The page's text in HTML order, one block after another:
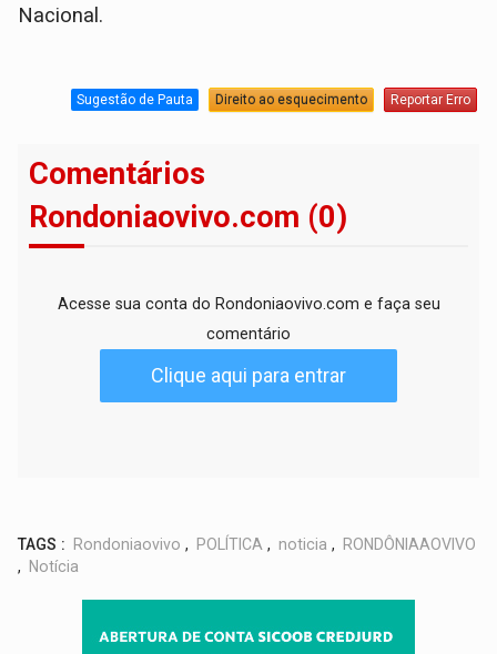
Nacional.
Sugestão de Pauta Direito ao esquecimento Reportar Erro
Comentários
Rondoniaovivo.com (0)
Acesse sua conta do Rondoniaovivo.com e faça seu
comentário
Clique aqui para entrar
TAGS : Rondoniaovivo , POLÍTICA , noticia ,
RONDÔNIAAOVIVO
,
Notícia